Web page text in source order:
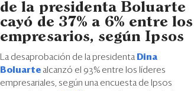
de la presidenta Boluarte
cayó de 37% a 6% entre los
empresarios, según Ipsos
La desaprobación de la presidenta Dina
Boluarte alcanzó el 93% entre los líderes
empresariales, según una encuesta de Ipsos